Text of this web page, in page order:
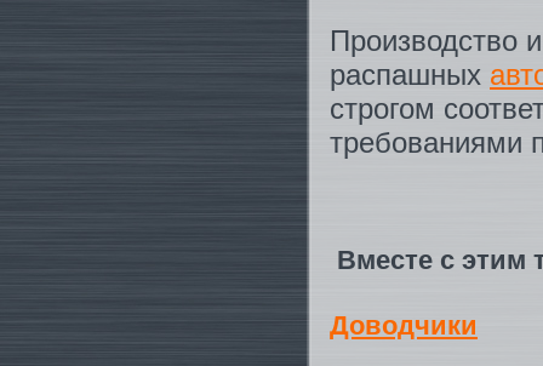
Производство
распашных
строгом
требованиями
Вместе с этим
Доводчики